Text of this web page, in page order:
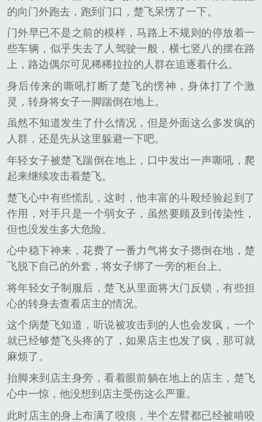
的向门外跑去，跑到门口，楚飞呆愣了一下。
门外早已不是之前的模样，马路上不规则的停放着一
些车辆，似乎失去了人驾驶一般，横七竖八的摆在路
上，路边偶尔可见稀稀拉拉的人群在追逐着什么。
身后传来的嘶吼打断了楚飞的愣神，身体打了个激
灵，转身将女子一脚踹倒在地上。
虽然不知道发生了什么情况，但是外面这么多发疯的
人群，还是先从这里躲避一下吧。
年轻女子被楚飞踹倒在地上，口中发出一声嘶吼，爬
起来继续攻击着楚飞。
楚飞心中有些慌乱，这时，他丰富的斗殴经验起到了
作用，对手只是一个弱女子，虽然要顾及到传染性，
但也没发生多大危险。
心中稳下神来，花费了一番力气将女子摁倒在地，楚
飞脱下自己的外套，将女子绑了一旁的柜台上。
将年轻女子制服后，楚飞从里面将大门反锁，有些担
心的转身去查看店主的情况。
这个病楚飞知道，听说被攻击到的人也会发疯，一个
就已经够楚飞头疼的了，如果店主也发了疯，那可就
麻烦了。
抬脚来到店主身旁，看着眼前躺在地上的店主，楚飞
心中一惊，他没想到店主受伤这么严重。
此时店主的身上布满了咬痕，半个左臂都已经被啃咬